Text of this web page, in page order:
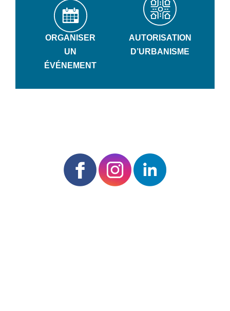
ORGANISER
UN
ÉVÉNEMENT
AUTORISATION
D’URBANISME